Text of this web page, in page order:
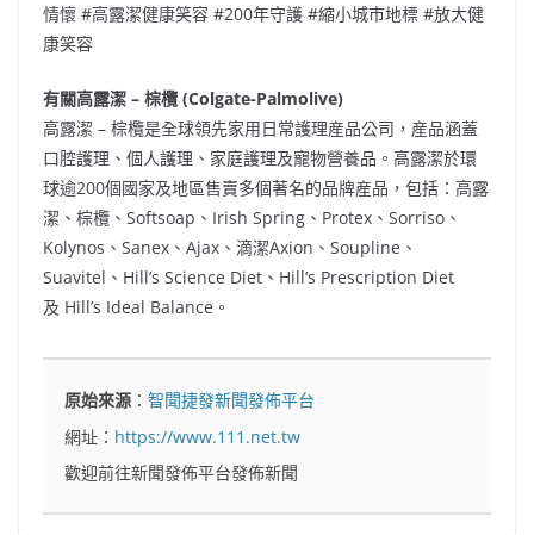
情懷 #高露潔健康笑容 #200年守護 #縮小城市地標 #放大健
康笑容
有關高露潔 – 棕欖 (Colgate-Palmolive)
高露潔 – 棕欖是全球領先家用日常護理産品公司，産品涵蓋
口腔護理、個人護理、家庭護理及寵物營養品。高露潔於環
球逾200個國家及地區售賣多個著名的品牌産品，包括：高露
潔、棕欖、Softsoap、Irish Spring、Protex、Sorriso、
Kolynos、Sanex、Ajax、滴潔Axion、Soupline、
Suavitel、Hill’s Science Diet、Hill’s Prescription Diet
及 Hill’s Ideal Balance。
原始來源 ：智聞捷發新聞發佈平台
網址： https://www.111.net.tw
歡迎前往新聞發佈平台發佈新聞